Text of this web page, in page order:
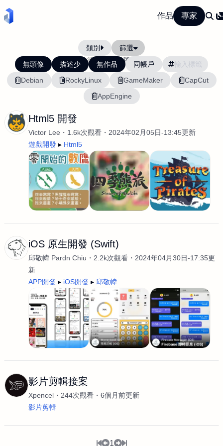
作品 專家
類別 篩選
當前排序: 活躍度
無頭像 描述少 無作品
同帳戶
Debian
RockyLinux GameMaker
CapCut
AppEngine
Html5 開發
Victor Lee 1.6k次觀看
2024年02月05日-13:45更新
遊戲開發
Html5
iOS 原生開發 (Swift)
邱敬幃 Pardn Chiu 2.2k次觀看
2024年04月30日-17:35更
新
APP開發
iOS開發 邱敬幃
影片剪輯接案
Xpencel 244次觀看
6個月前更新
影片剪輯
1